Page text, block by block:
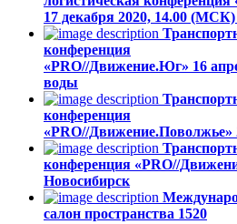
17 декабря 2020, 14.00 (МСК)
конференция
«PRO//Движение.Юг» 16
воды
конференция
«PRO//Движение.Поволжье»
конференция «PRO//
Новосибирск
салон пространства 1520